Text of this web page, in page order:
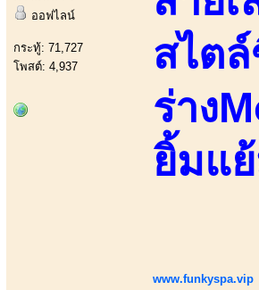
ออฟไลน์
กระทู้: 71,727
โพสต์: 4,937
สไต
ร่าง
ยิ้มแ
www.funkyspa.vip